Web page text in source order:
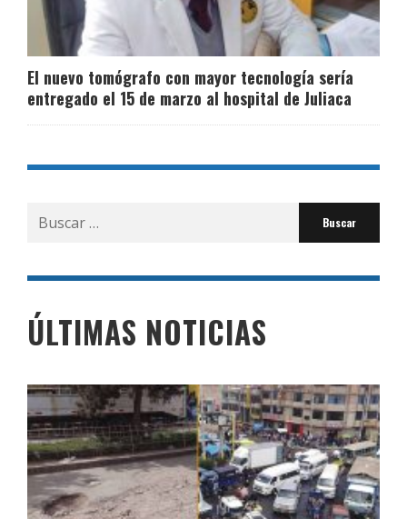
El nuevo tomógrafo con mayor tecnología sería
entregado el 15 de marzo al hospital de Juliaca
Buscar
por:
ÚLTIMAS NOTICIAS